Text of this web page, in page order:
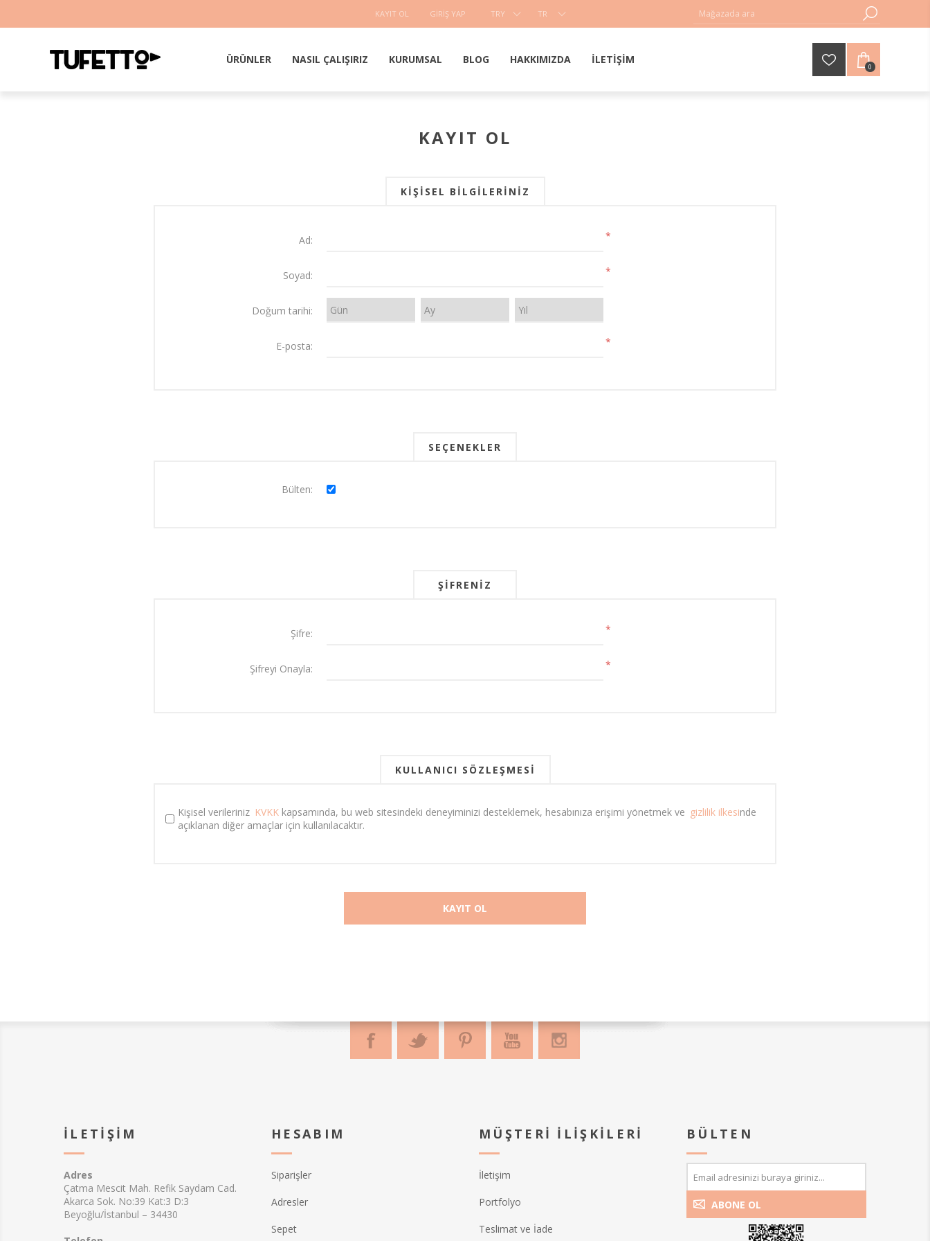
KAYIT OL GIRIŞ YAP TRY TR
ÜRÜNLER NASIL ÇALIŞIRIZ KURUMSAL BLOG HAKKIMIZDA İLETIŞIM
0
KAYIT OL
KIŞISEL BILGILERINIZ
Ad: *
Soyad: *
Doğum tarihi:
E-posta: *
SEÇENEKLER
Bülten:
ŞIFRENIZ
Şifre: *
Şifreyi Onayla: *
KULLANICI SÖZLEŞMESI
Kişisel verileriniz KVKK kapsamında, bu web sitesindeki deneyiminizi desteklemek, hesabınıza erişimi yönetmek ve gizlilik ilkesinde
açıklanan diğer amaçlar için kullanılacaktır.
İLETIŞIM
Adres
Çatma Mescit Mah. Refik Saydam Cad.
Akarca Sok. No:39 Kat:3 D:3
Beyoğlu/İstanbul – 34430
HESABIM
Siparişler
Adresler
Sepet
MÜŞTERI İLIŞKILERI
İletişim
Portfolyo
Teslimat ve İade
BÜLTEN